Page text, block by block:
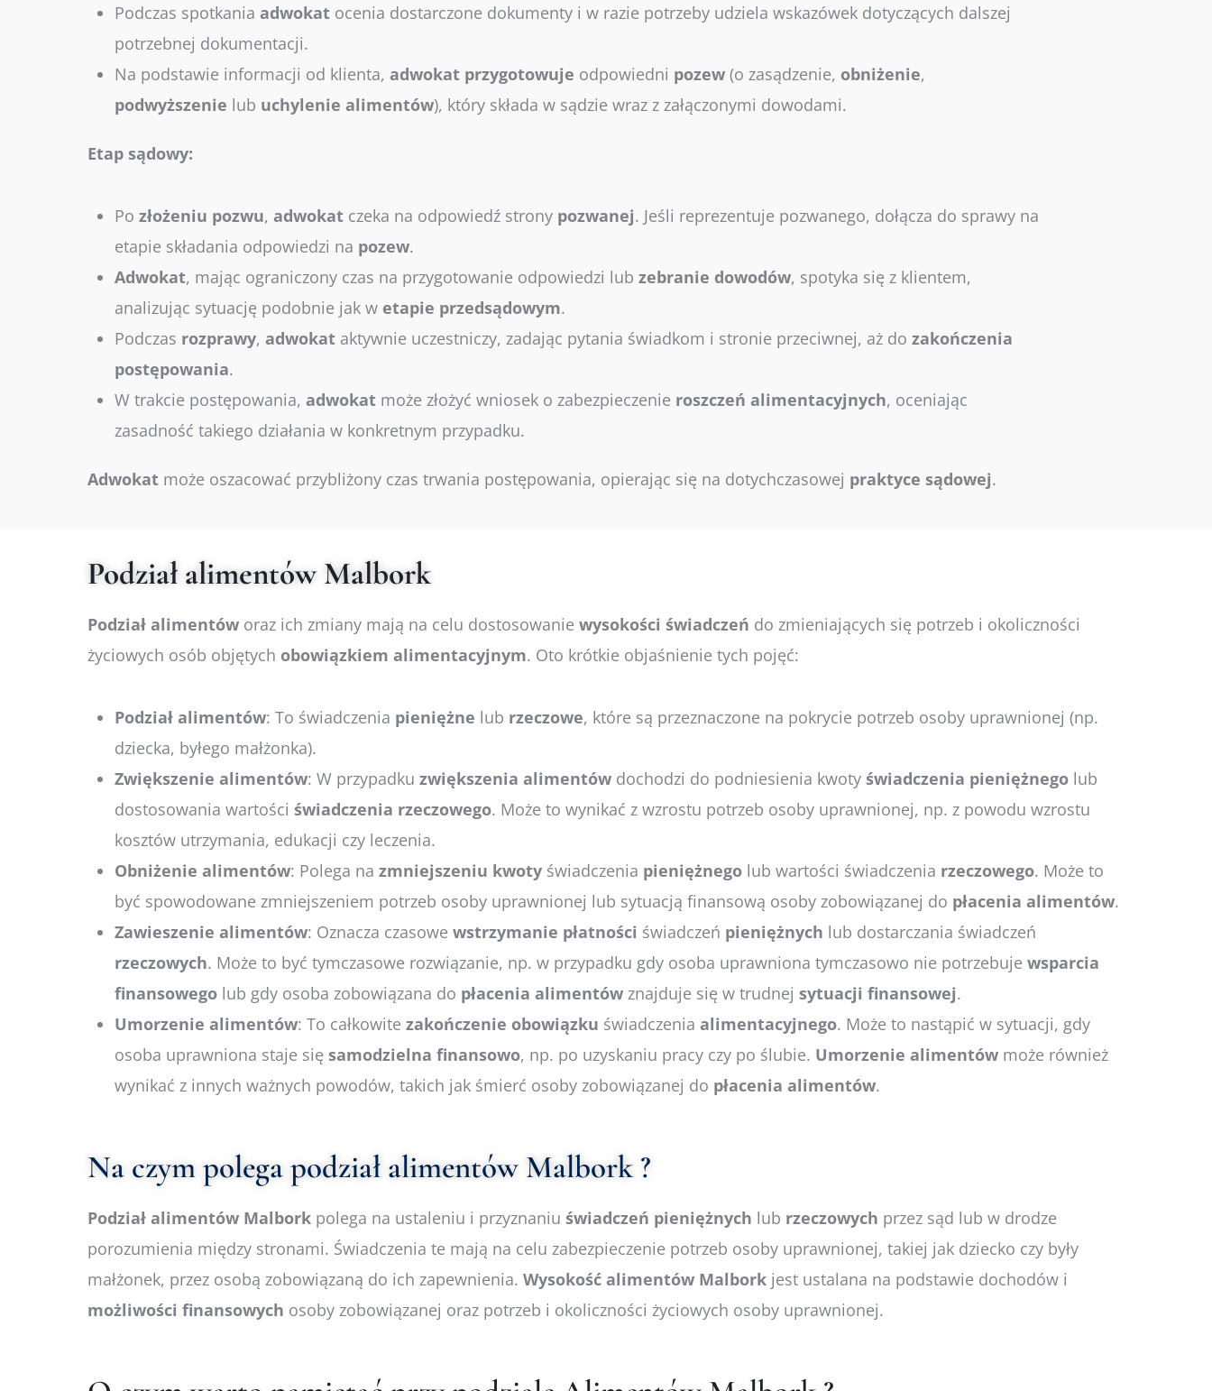
Podczas spotkania adwokat ocenia dostarczone dokumenty i w razie potrzeby udziela wskazówek dotyczących dalszej
potrzebnej dokumentacji.
Na podstawie informacji od klienta, adwokat przygotowuje odpowiedni pozew (o zasądzenie, obniżenie,
podwyższenie lub uchylenie alimentów), który składa w sądzie wraz z załączonymi dowodami.
Etap sądowy:
Po złożeniu pozwu, adwokat czeka na odpowiedź strony pozwanej. Jeśli reprezentuje pozwanego, dołącza do sprawy na
etapie składania odpowiedzi na pozew.
Adwokat, mając ograniczony czas na przygotowanie odpowiedzi lub zebranie dowodów, spotyka się z klientem,
analizując sytuację podobnie jak w etapie przedsądowym.
Podczas rozprawy, adwokat aktywnie uczestniczy, zadając pytania świadkom i stronie przeciwnej, aż do zakończenia
postępowania.
W trakcie postępowania, adwokat może złożyć wniosek o zabezpieczenie roszczeń alimentacyjnych, oceniając
zasadność takiego działania w konkretnym przypadku.
Adwokat może oszacować przybliżony czas trwania postępowania, opierając się na dotychczasowej praktyce sądowej.
Podział alimentów Malbork
Podział alimentów oraz ich zmiany mają na celu dostosowanie wysokości świadczeń do zmieniających się potrzeb i okoliczności
życiowych osób objętych obowiązkiem alimentacyjnym. Oto krótkie objaśnienie tych pojęć:
Podział alimentów: To świadczenia pieniężne lub rzeczowe, które są przeznaczone na pokrycie potrzeb osoby uprawnionej (np.
dziecka, byłego małżonka).
Zwiększenie alimentów: W przypadku zwiększenia alimentów dochodzi do podniesienia kwoty świadczenia pieniężnego lub
dostosowania wartości świadczenia rzeczowego. Może to wynikać z wzrostu potrzeb osoby uprawnionej, np. z powodu wzrostu
kosztów utrzymania, edukacji czy leczenia.
Obniżenie alimentów: Polega na zmniejszeniu kwoty świadczenia pieniężnego lub wartości świadczenia rzeczowego. Może to
być spowodowane zmniejszeniem potrzeb osoby uprawnionej lub sytuacją finansową osoby zobowiązanej do płacenia alimentów.
Zawieszenie alimentów: Oznacza czasowe wstrzymanie płatności świadczeń pieniężnych lub dostarczania świadczeń
rzeczowych. Może to być tymczasowe rozwiązanie, np. w przypadku gdy osoba uprawniona tymczasowo nie potrzebuje wsparcia
finansowego lub gdy osoba zobowiązana do płacenia alimentów znajduje się w trudnej sytuacji finansowej.
Umorzenie alimentów: To całkowite zakończenie obowiązku świadczenia alimentacyjnego. Może to nastąpić w sytuacji, gdy
osoba uprawniona staje się samodzielna finansowo, np. po uzyskaniu pracy czy po ślubie. Umorzenie alimentów może również
wynikać z innych ważnych powodów, takich jak śmierć osoby zobowiązanej do płacenia alimentów.
Na czym polega podział alimentów Malbork ?
Podział alimentów Malbork polega na ustaleniu i przyznaniu świadczeń pieniężnych lub rzeczowych przez sąd lub w drodze
porozumienia między stronami. Świadczenia te mają na celu zabezpieczenie potrzeb osoby uprawnionej, takiej jak dziecko czy były
małżonek, przez osobą zobowiązaną do ich zapewnienia. Wysokość alimentów Malbork jest ustalana na podstawie dochodów i
możliwości finansowych osoby zobowiązanej oraz potrzeb i okoliczności życiowych osoby uprawnionej.